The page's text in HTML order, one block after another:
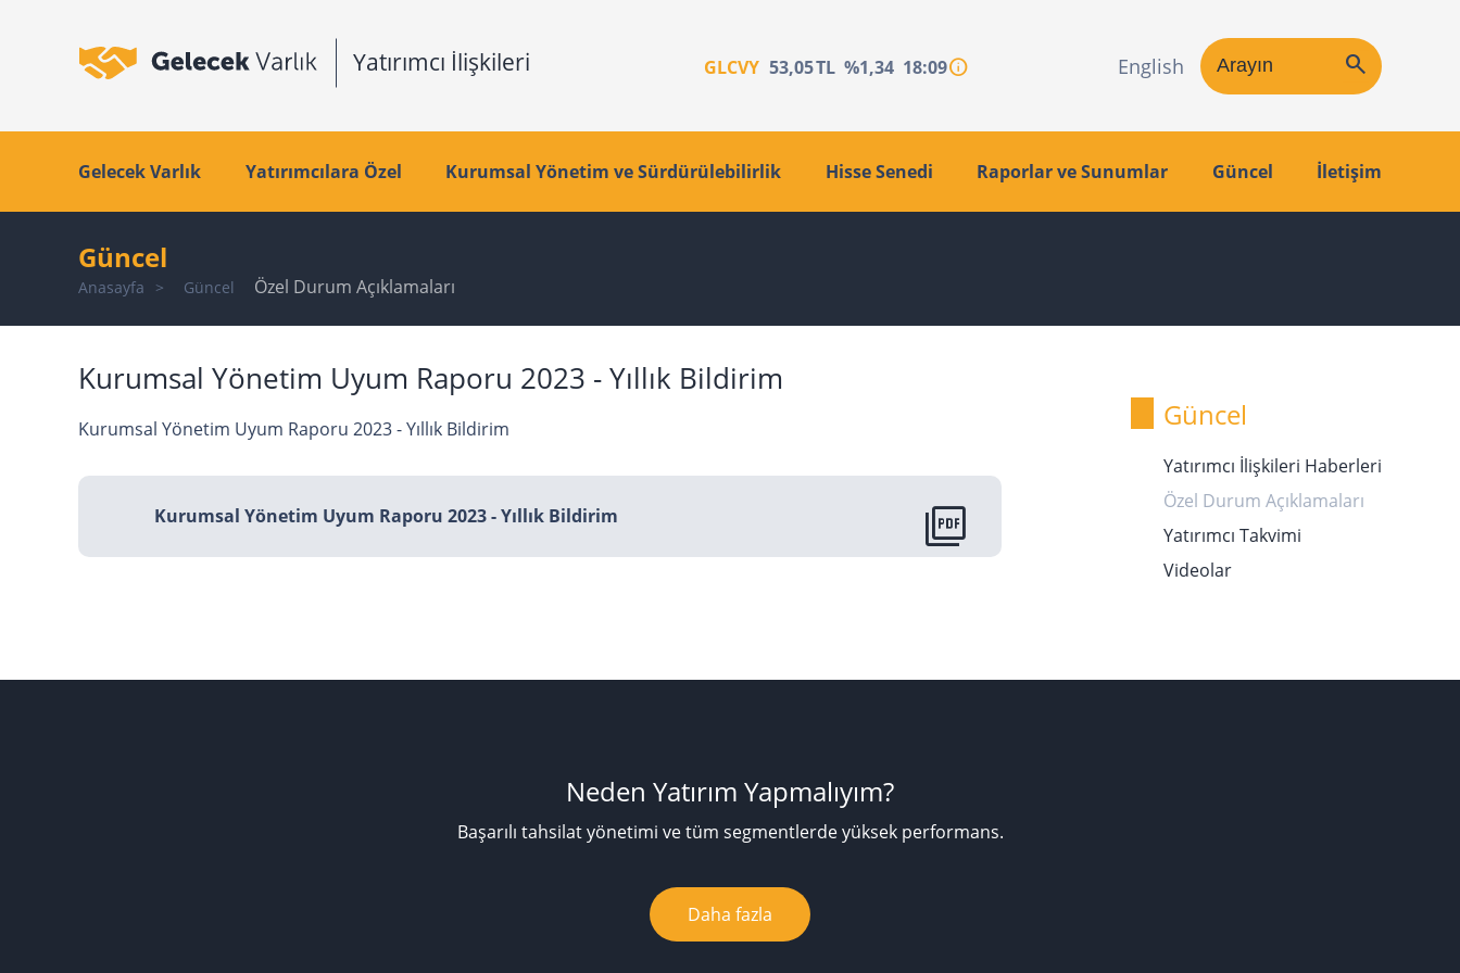
GLCVY 53,05TL %1,34 18:09info English search
Gelecek Varlık Yatırımcılara Özel Kurumsal Yönetim ve Sürdürülebilirlik Hisse Senedi Raporlar ve Sunumlar Güncel İletişim
Güncel
Anasayfa Güncel Özel Durum Açıklamaları
Kurumsal Yönetim Uyum Raporu 2023 - Yıllık Bildirim
Kurumsal Yönetim Uyum Raporu 2023 - Yıllık Bildirim
Kurumsal Yönetim Uyum Raporu 2023 - Yıllık Bildirim picture_as_pdf
Güncel
Yatırımcı İlişkileri Haberleri
Özel Durum Açıklamaları
Yatırımcı Takvimi
Videolar
Neden Yatırım Yapmalıyım?
Başarılı tahsilat yönetimi ve tüm segmentlerde yüksek performans.
Daha fazla